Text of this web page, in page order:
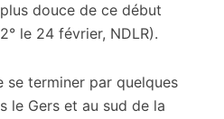
douce de ce début
le 24 février, NDLR).
se terminer par quelques
le Gers et au sud de la